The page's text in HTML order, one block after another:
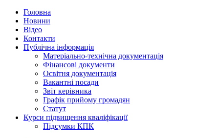
Головна
Новини
Відео
Контакти
Публічна інформація
Матеріально-технічна документація
Фінансові документи
Освітня документація
Вакантні посади
Звіт керівника
Графік прийому громадян
Статут
Курси підвищення кваліфікації
Підсумки КПК